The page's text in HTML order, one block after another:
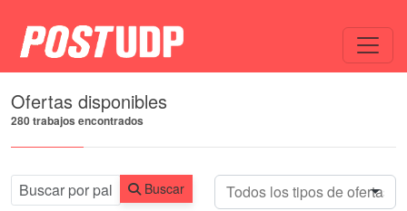
Ofertas disponibles
280 trabajos encontrados
Buscar